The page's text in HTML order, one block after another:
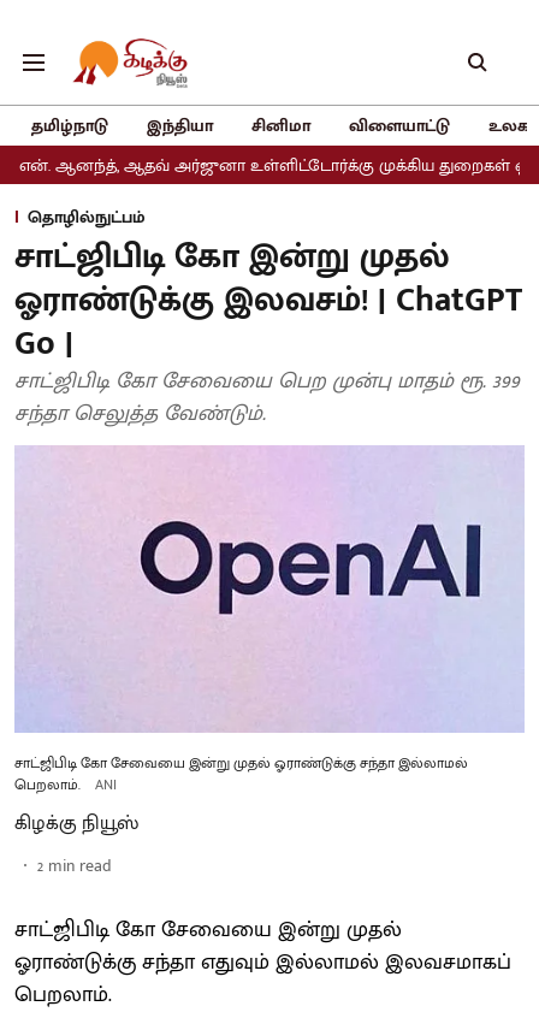
தமிழ்நாடு இந்தியா சினிமா விளையாட்டு
ஆதவ் அர்ஜுனா உள்ளிட்டோர்க்கு முக்கிய துறைகள் ஒதுக்கீடு
தொழில்நுட்பம்
சாட்ஜிபிடி கோ இன்று முதல்
ஓராண்டுக்கு இலவசம்! | ChatGPT
Go |
சாட்ஜிபிடி கோ சேவையை பெற முன்பு மாதம் ரூ. 399
சந்தா செலுத்த வேண்டும்.
சாட்ஜிபிடி கோ சேவையை இன்று முதல் ஓராண்டுக்கு சந்தா இல்லாமல்
பெறலாம். ANI
கிழக்கு நியூஸ்
2 min read
சாட்ஜிபிடி கோ சேவையை இன்று முதல்
ஓராண்டுக்கு சந்தா எதுவும் இல்லாமல் இலவசமாகப்
பெறலாம்.